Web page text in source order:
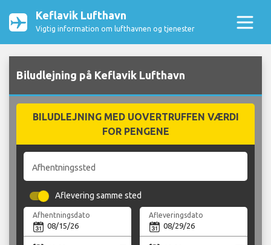
Keflavik Lufthavn
Vigtig information om lufthavnen og tjenester
Biludlejning på Keflavik Lufthavn
BILUDLEJNING MED UOVERTRUFFEN VÆRDI
FOR PENGENE
Afhentningssted
Aflevering samme sted
Afhentningsdato Afleveringsdato